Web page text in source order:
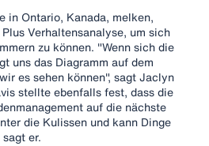
in Ontario, Kanada, melken,
Verhaltensanalyse, um sich
zu können. "Wenn sich die
uns das Diagramm auf dem
es sehen können", sagt Jaclyn
stellte ebenfalls fest, dass die
auf die nächste
die Kulissen und kann Dinge
er.